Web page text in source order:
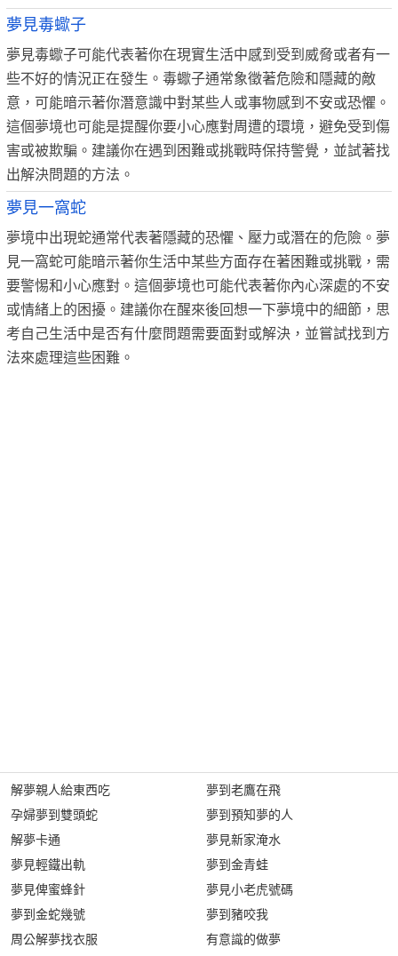
夢見毒蠍子
夢見毒蠍子可能代表著你在現實生活中感到受到威脅或者有一
些不好的情況正在發生。毒蠍子通常象徵著危險和隱藏的敵
意，可能暗示著你潛意識中對某些人或事物感到不安或恐懼。
這個夢境也可能是提醒你要小心應對周遭的環境，避免受到傷
害或被欺騙。建議你在遇到困難或挑戰時保持警覺，並試著找
出解決問題的方法。
夢見一窩蛇
夢境中出現蛇通常代表著隱藏的恐懼、壓力或潛在的危險。夢
見一窩蛇可能暗示著你生活中某些方面存在著困難或挑戰，需
要警惕和小心應對。這個夢境也可能代表著你內心深處的不安
或情緒上的困擾。建議你在醒來後回想一下夢境中的細節，思
考自己生活中是否有什麼問題需要面對或解決，並嘗試找到方
法來處理這些困難。
解夢親人給東西吃
孕婦夢到雙頭蛇
解夢卡通
夢見輕鐵出軌
夢見俾蜜蜂針
夢到金蛇幾號
周公解夢找衣服
夢到老鷹在飛
夢到預知夢的人
夢見新家淹水
夢到金青蛙
夢見小老虎號碼
夢到豬咬我
有意識的做夢